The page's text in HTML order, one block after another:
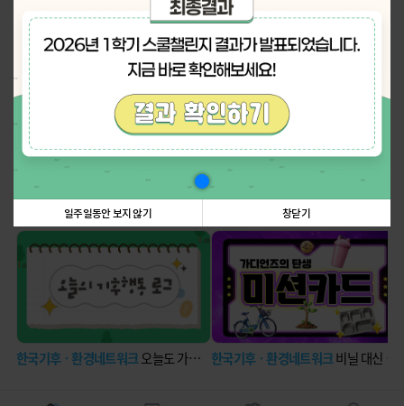
일주일동안 보지 않기 창닫기
나의 활동 스탬프
탄소중립에 관한 정보꿀팁! 더보기
한국기후ㆍ환경네트워크오늘도 가볍게 딛는 발걸음 한국기후ㆍ환경네트워크비닐 대신 장바구니